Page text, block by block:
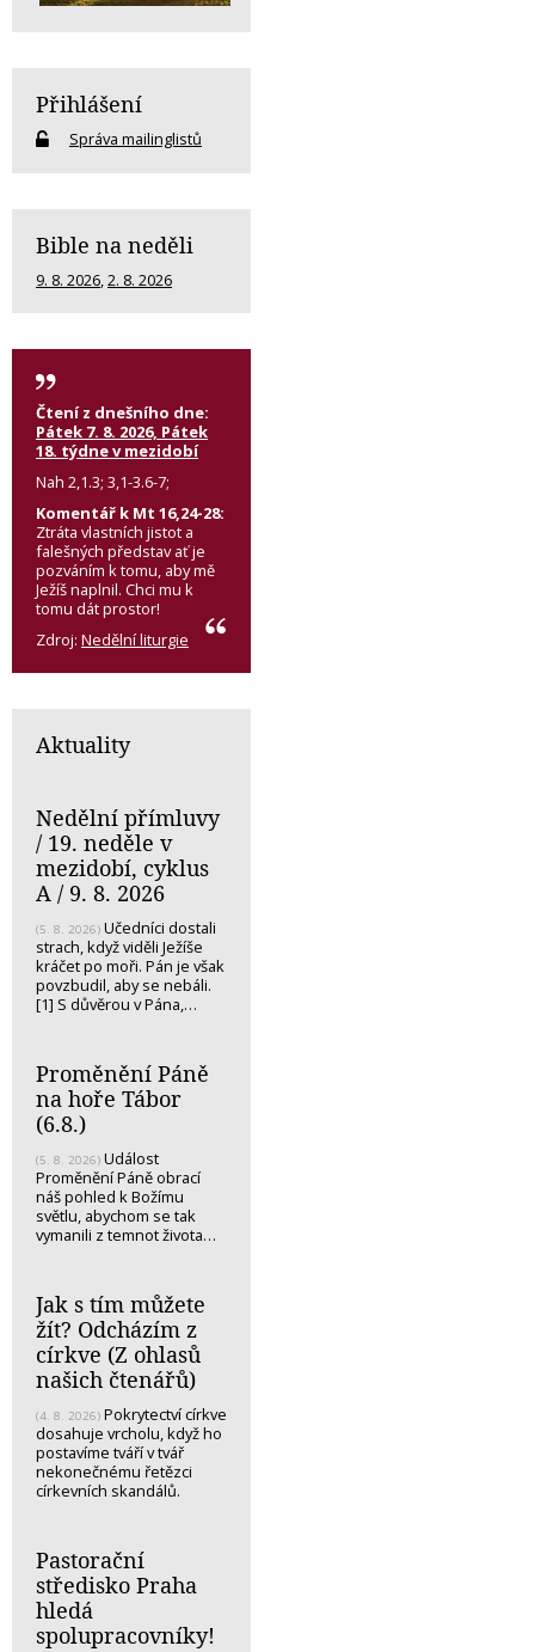
Přihlášení
Správa mailinglistů
Bible na neděli
9. 8. 2026,2. 8. 2026
Čtení z dnešního dne:
Pátek 7. 8. 2026, Pátek
18. týdne v mezidobí
Nah 2,1.3; 3,1-3.6-7;
Komentář k Mt 16,24-28:
Ztráta vlastních jistot a
falešných představ ať je
pozváním k tomu, aby mě
Ježíš naplnil. Chci mu k
tomu dát prostor!
Zdroj: Nedělní liturgie
Aktuality
Nedělní přímluvy
/ 19. neděle v
mezidobí, cyklus
A / 9. 8. 2026
(5. 8. 2026) Učedníci dostali
strach, když viděli Ježíše
kráčet po moři. Pán je však
povzbudil, aby se nebáli.
[1] S důvěrou v Pána,…
Proměnění Páně
na hoře Tábor
(6.8.)
(5. 8. 2026) Událost
Proměnění Páně obrací
náš pohled k Božímu
světlu, abychom se tak
vymanili z temnot života…
Jak s tím můžete
žít? Odcházím z
církve (Z ohlasů
našich čtenářů)
(4. 8. 2026) Pokrytectví církve
dosahuje vrcholu, když ho
postavíme tváří v tvář
nekonečnému řetězci
církevních skandálů.
Pastorační
středisko Praha
hledá
spolupracovníky!